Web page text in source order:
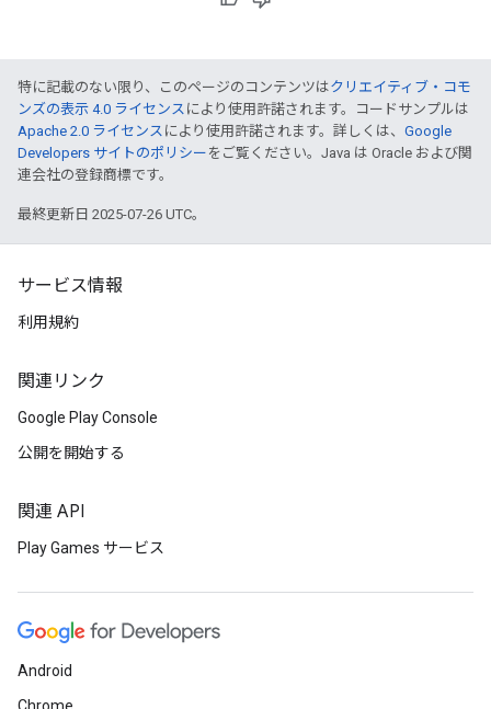
特に記載のない限り、このページのコンテンツはクリエイティブ・コモ
ンズの表示 4.0 ライセンス により使用許諾されます。コードサンプルは
Apache 2.0 ライセンス により使用許諾されます。詳しくは、 Google
Developers サイトのポリシー をご覧ください。Java は Oracle および関
連会社の登録商標です。
最終更新日 2025-07-26 UTC。
サービス情報
利用規約
関連リンク
Google Play Console
公開を開始する
関連 API
Play Games サービス
Android